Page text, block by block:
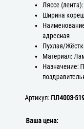
Ляссе
Ширина
адресная
Пухлая/
Материал:
Назначение:
Артикул: ПЛ4003-
Ваша цена: